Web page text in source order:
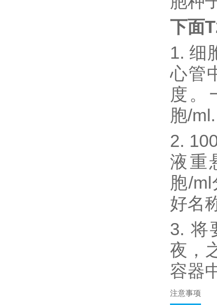
下面
1. 细
心管
度。
胞/ml.
2.
液重
胞/
好名
3. 将
夜，
容器
注意事项